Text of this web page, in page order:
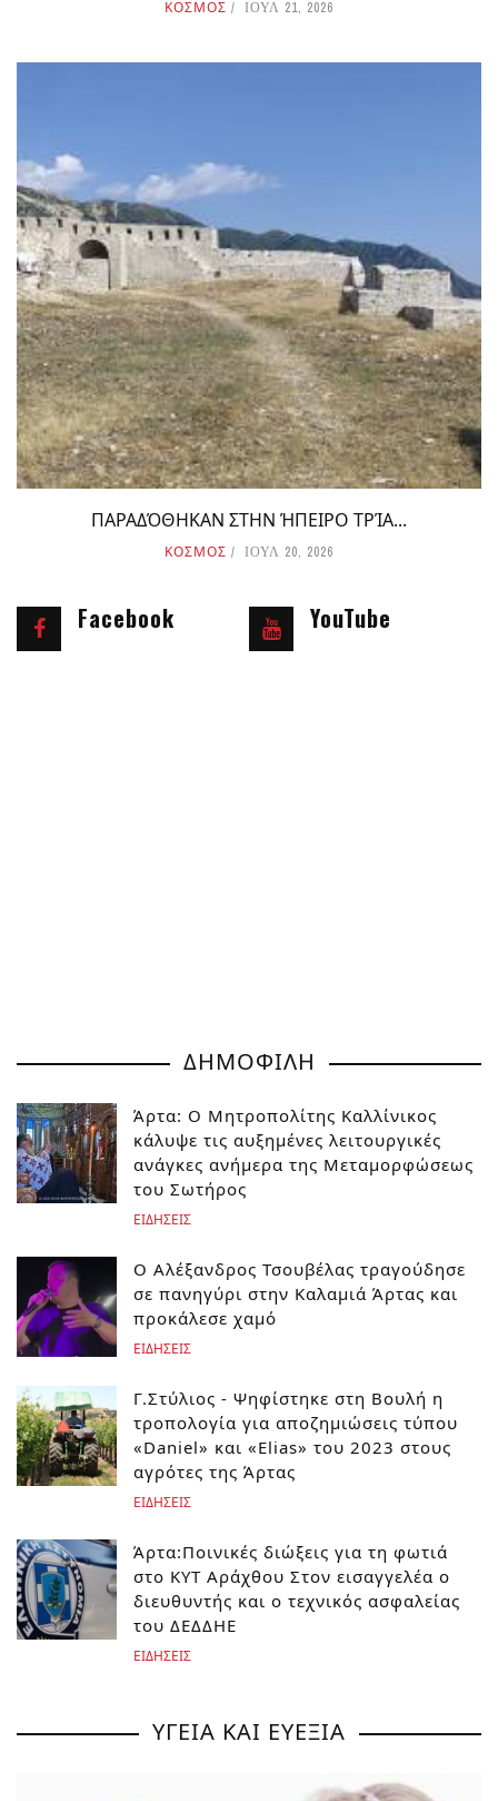
ΚΟΣΜΟΣ ΙΟΥΛ 21, 2026
ΠΑΡΑΔΌΘΗΚΑΝ ΣΤΗΝ ΉΠΕΙΡΟ ΤΡΊΑ...
ΚΟΣΜΟΣ ΙΟΥΛ 20, 2026
Facebook YouTube
ΔΗΜΟΦΙΛΗ
Άρτα: Ο Μητροπολίτης Καλλίνικος
κάλυψε τις αυξημένες λειτουργικές
ανάγκες ανήμερα της Μεταμορφώσεως
του Σωτήρος
ΕΙΔΗΣΕΙΣ
Ο Αλέξανδρος Τσουβέλας τραγούδησε
σε πανηγύρι στην Καλαμιά Άρτας και
προκάλεσε χαμό
ΕΙΔΗΣΕΙΣ
Γ.Στύλιος - Ψηφίστηκε στη Βουλή η
τροπολογία για αποζημιώσεις τύπου
«Daniel» και «Elias» του 2023 στους
αγρότες της Άρτας
ΕΙΔΗΣΕΙΣ
Άρτα:Ποινικές διώξεις για τη φωτιά
στο ΚΥΤ Αράχθου Στον εισαγγελέα ο
διευθυντής και ο τεχνικός ασφαλείας
του ΔΕΔΔΗΕ
ΕΙΔΗΣΕΙΣ
ΥΓΕΙΑ ΚΑΙ ΕΥΕΞΙΑ